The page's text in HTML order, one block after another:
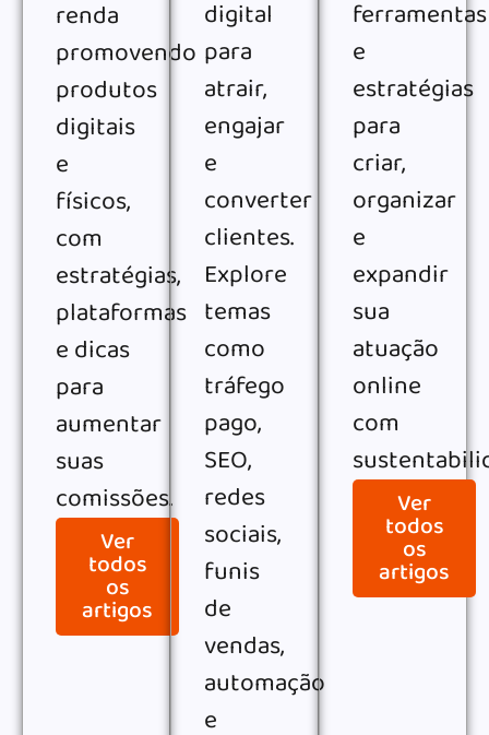
renda
promovendo
produtos
digitais
e
físicos,
com
estratégias,
plataformas
e dicas
para
aumentar
suas
comissões.
Ver
todos
os
artigos
digital
para
atrair,
engajar
e
converter
clientes.
Explore
temas
como
tráfego
pago,
SEO,
redes
sociais,
funis
de
vendas,
automação
e
ferramentas
e
estratégias
para
criar,
organizar
e
expandir
sua
atuação
online
com
Ver
todos
os
artigos